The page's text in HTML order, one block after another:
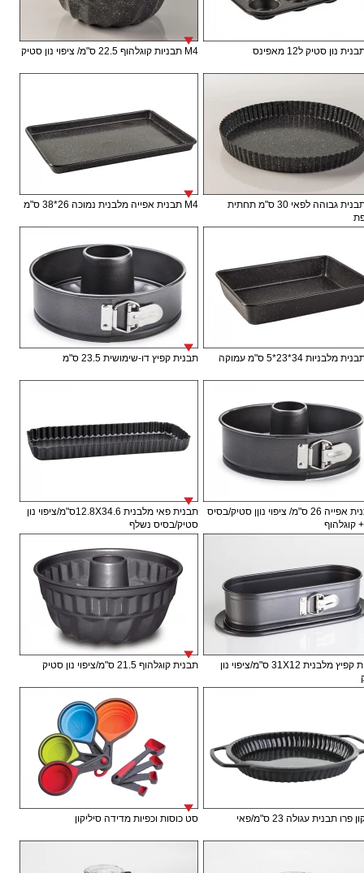
M4 תבניות קוגלהוף 22.5 ס"מ/ ציפוי נון סטיק
M4 תבנית גבוהה לפאי 30 ס"מ תחתית
M4 תבנית אפייה מלבנית נמוכה 26*38 ס"מ
תבנית קפיץ דו-שימושית 23.5 ס"מ
תבתנית אפייה 26 ס"מ/ ציפוי נוןן סטיק/בסיס
קוגלהוף
תבנית פאי מלבנית 12.8X34.6ס"מ/ציפוי נון
סטיק/בסיס נשלף
תבנית קפיץ מלבנית 31X12 ס"מ/ציפוי נון
תבנית קוגלהוף 21.5 ס"מ/ציפוי נון סטיק
פרו תבנית עגולה 23 ס"מ/פאי סט כוסות וכפיות מדידה סיליקון